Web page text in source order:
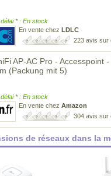
* : En stock
En vente chez LDLC
223 avis sur
AP-AC Pro - Accesspoint
(Packung mit 5)
* : En stock
En vente chez Amazon
304 avis sur
de réseaux dans la